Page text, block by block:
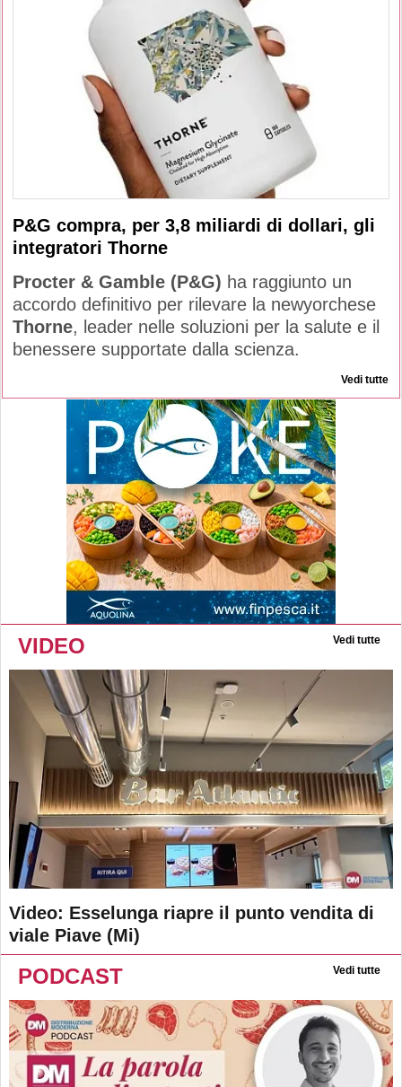
P&G compra, per 3,8 miliardi di dollari, gli
integratori Thorne
Procter & Gamble (P&G) ha raggiunto un
accordo definitivo per rilevare la newyorchese
Thorne, leader nelle soluzioni per la salute e il
benessere supportate dalla scienza.
Vedi tutte
VIDEO Vedi tutte
Video: Esselunga riapre il punto vendita di
viale Piave (Mi)
PODCAST Vedi tutte